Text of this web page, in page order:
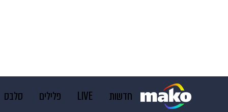
חדשות LIVE פלילים סלבס